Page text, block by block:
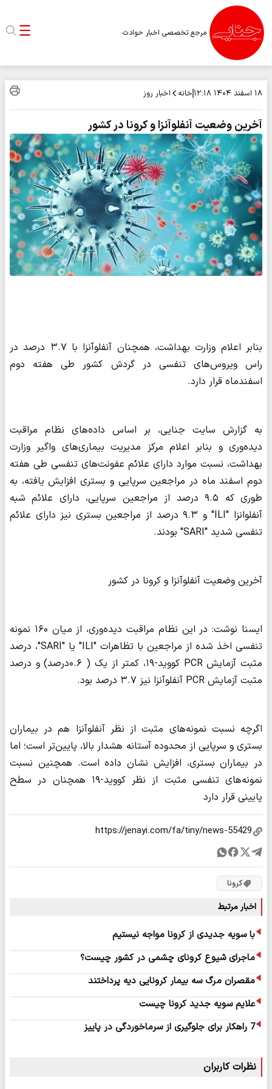
مرجع تخصصی اخبار حوادث
۱۸ اسفند ۱۴۰۴ ۱۲:۱۸ خانه اخبار روز
آخرین وضعیت آنفلوآنزا و کرونا در کشور
بنابر اعلام وزارت بهداشت، همچنان آنفلوآنزا با ۳.۷ درصد در
راس ویروس‌های تنفسی در گردش کشور طی هفته دوم
اسفندماه قرار دارد.
به گزارش سایت جنایی، بر اساس داده‌های نظام مراقبت
دیده‌وری و بنابر اعلام مرکز مدیریت بیماری‌های واگیر وزارت
بهداشت، نسبت موارد دارای علائم عفونت‌های تنفسی طی هفته
دوم اسفند ماه در مراجعین سرپایی و بستری افزایش یافته، به
طوری که ۹.۵ درصد از مراجعین سرپایی، دارای علائم شبه
آنفلوانزا "ILI" و ۹.۳ درصد از مراجعین بستری نیز دارای علائم
تنفسی شدید "SARI" بودند.
آخرین وضعیت آنفلوآنزا و کرونا در کشور
ایسنا نوشت: در این نظام مراقبت دیده‌وری، از میان ۱۶۰ نمونه
تنفسی اخذ شده از مراجعین با تظاهرات "ILI" یا "SARI"، درصد
مثبت آزمایش PCR کووید-۱۹، کمتر از یک ( ۰.۶درصد) و درصد
مثبت آزمایش PCR آنفلوآنزا نیز ۳.۷ درصد بود.
اگرچه نسبت نمونه‌های مثبت از نظر آنفلوآنزا هم در بیماران
بستری و سرپایی از محدوده آستانه هشدار بالا، پایین‌تر است؛ اما
در بیماران بستری، افزایش نشان داده است. همچنین نسبت
نمونه‌های تنفسی مثبت از نظر کووید-۱۹ همچنان در سطح
پایینی قرار دارد
کرونا
اخبار مرتبط
با سویه جدیدی از کرونا مواجه نیستیم
ماجرای شیوع کرونای چشمی در کشور چیست؟
مقصران مرگ سه بیمار کرونایی دیه پرداختند
علایم سویه جدید کرونا چیست
7 راهکار برای جلوگیری از سرماخوردگی در پاییز
نظرات کاربران